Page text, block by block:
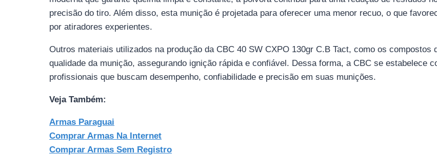
precisão do tiro. Além disso, esta munição é projetada para oferecer uma menor recuo, o que
por atiradores experientes.
Outros materiais utilizados na produção da CBC 40 SW CXPO 130gr C.B Tact, como os
qualidade da munição, assegurando ignição rápida e confiável. Dessa forma, a CBC se estabelece
profissionais que buscam desempenho, confiabilidade e precisão em suas munições.
Veja Também:
Armas Paraguai
Comprar Armas Na Internet
Comprar Armas Sem Registro